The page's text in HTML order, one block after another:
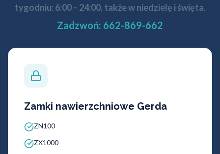
tygodniu: 6:00 – 24:00, także w niedzielę i święta.
Zadzwoń: 662-869-662
Zamki nawierzchniowe Gerda
ZN100
ZX1000